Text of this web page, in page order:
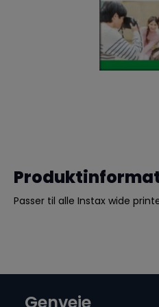
Passer til alle Instax wide